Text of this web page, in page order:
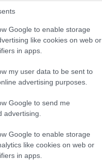
Google to enable storage
like cookies on web or
in apps.
my user data to be sent to
advertising purposes.
Google to send me
advertising.
Google to enable storage
like cookies on web or
in apps.